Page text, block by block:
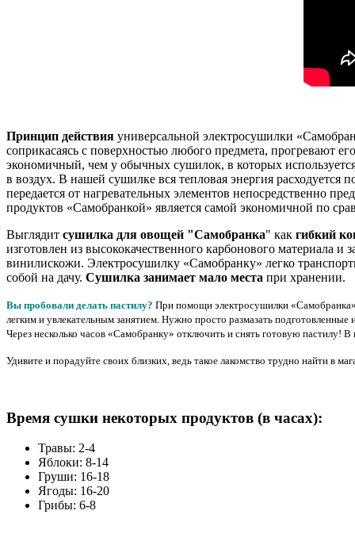
Принцип действия универсальной электросушилки
соприкасаясь с поверхностью любого предмета, прогревают
экономичный, чем у обычных сушилок, в которых
в воздух. В нашей сушилке вся тепловая энергия
передается от нагревательных элементов непосредственно
продуктов «Самобранкой» является самой экономичной по
Выглядит сушилка для овощей "Самобранка" как гибкий
изготовлен из высококачественного карбонового материала
винилискожи. Электросушилку «Самобранку» легко
собой на дачу. Сушилка занимает мало места при хранении.
Вы пробовали делать пастилу? При помощи электросушилки
легким и увлекательным занятием. Нужно просто размазать
Через несколько часов «Самобранку» отключить и снять готовую пастилу!
Удивите и порадуйте своих близких, ведь такое лакомство трудно найти в
Время сушки некоторых продуктов (в часах):
Травы: 2-4
Яблоки: 8-14
Груши: 16-18
Ягоды: 16-20
Грибы: 6-8